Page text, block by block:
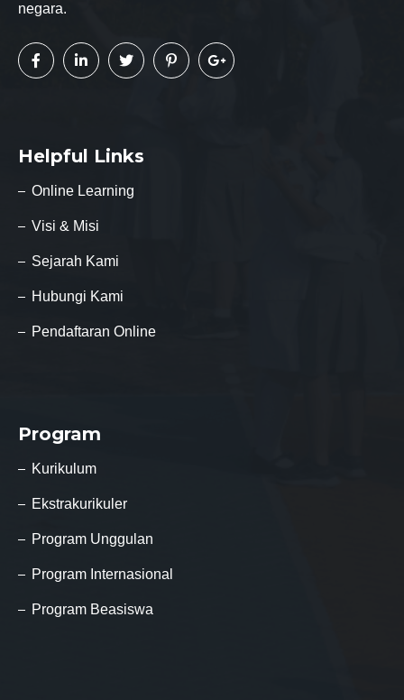
negara.
Helpful Links
Online Learning
Visi & Misi
Sejarah Kami
Hubungi Kami
Pendaftaran Online
Program
Kurikulum
Ekstrakurikuler
Program Unggulan
Program Internasional
Program Beasiswa